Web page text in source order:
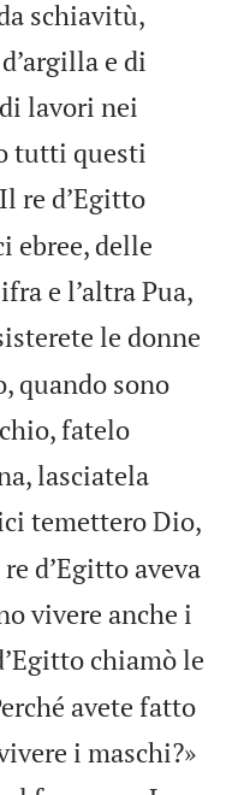
schiavitù,
e di
lavori nei
tutti questi
Il re d’Egitto
ebree, delle
e l’altra Pua,
le donne
quando sono
fatelo
lasciatela
temettero Dio,
d’Egitto aveva
vivere anche i
chiamò le
avete fatto
i maschi?»